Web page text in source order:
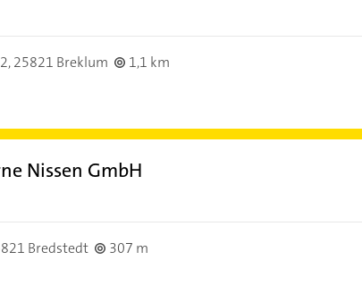
25821 Breklum
1,1 km
Nissen GmbH
Bredstedt
307 m